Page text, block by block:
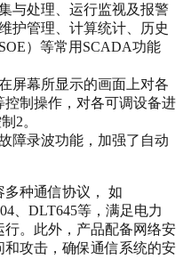
与处理、运行监视及报警
护管理、计算统计、历史
）等常用SCADA功能‌
屏幕所显示的画面上对各
制操作，对各可调设备进
‌2。
障录波功能，加强了自动
多种通信协议，​ 如
、DLT645等，满足电力
。此外，产品配备网络安
攻击，确保通信系统的安